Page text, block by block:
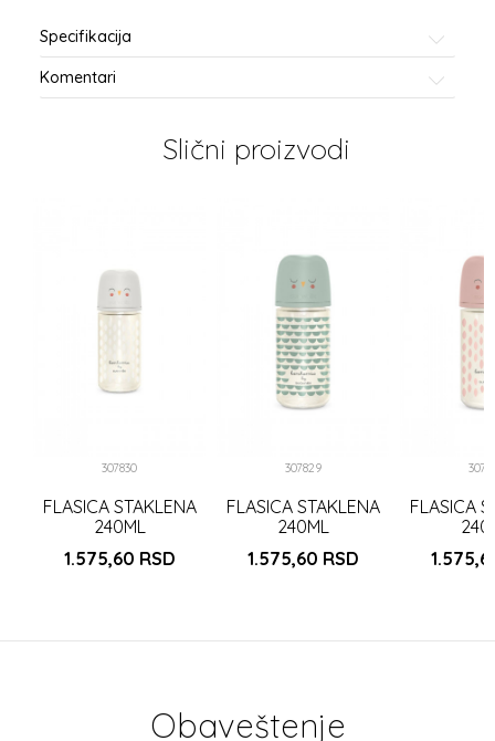
Specifikacija
Komentari
Slični proizvodi
307830
FLASICA STAKLENA
240ML
1.575,60 RSD
307829
FLASICA STAKLENA
240ML
1.575,60 RSD
FLASICA
Obaveštenje